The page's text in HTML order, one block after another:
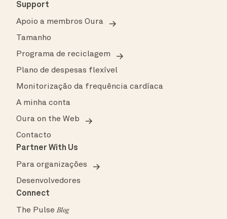
Support
Apoio a membros Oura
Tamanho
Programa de reciclagem
Plano de despesas flexível
Monitorização da frequência cardíaca
A minha conta
Oura on the Web
Contacto
Partner With Us
Para organizações
Desenvolvedores
Connect
The PulseBlog